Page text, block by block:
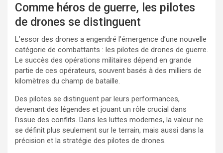
Comme héros de guerre, les pilotes
de drones se distinguent
L’essor des drones a engendré l’émergence d’une nouvelle
catégorie de combattants : les pilotes de drones de guerre.
Le succès des opérations militaires dépend en grande
partie de ces opérateurs, souvent basés à des milliers de
kilomètres du champ de bataille.
Des pilotes se distinguent par leurs performances,
devenant des légendes et jouant un rôle crucial dans
l’issue des conflits. Dans les luttes modernes, la valeur ne
se définit plus seulement sur le terrain, mais aussi dans la
précision et la stratégie des pilotes de drones.